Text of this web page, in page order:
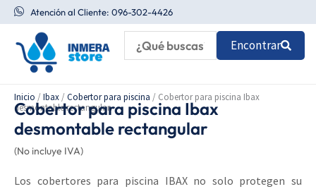
al
contenido
Atención al Cliente: 096-302-4426
Encontrar
Inicio /Ibax /Cobertor para piscina / Cobertor para piscina Ibax
desmontable rectangular
Cobertor para piscina Ibax
desmontable rectangular
(No incluye IVA)
Los cobertores para piscina IBAX no solo protegen su